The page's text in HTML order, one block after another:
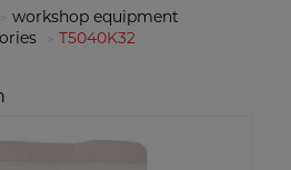
workshop equipment
T5040K32